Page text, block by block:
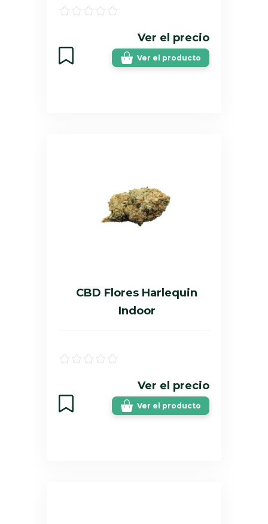
Ver el precio
Ver el producto
CBD Flores Harlequin
Indoor
Ver el precio
Ver el producto